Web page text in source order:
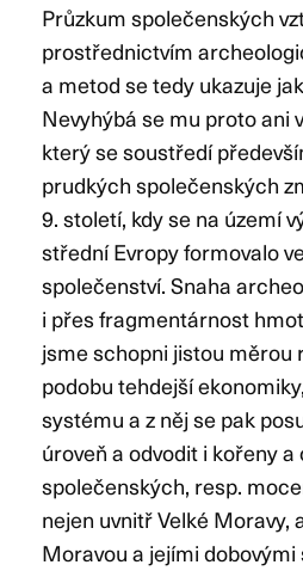
Průzkum společenských
prostřednictvím
a metod se tedy ukazuje
Nevyhýbá se mu proto ani
který se soustředí
prudkých společenských
9. století, kdy se na území
střední Evropy formovalo
společenství. Snaha
i přes fragmentárnost
jsme schopni jistou měrou
podobu tehdejší
systému a z něj se pak
úroveň a odvodit i kořeny
společenských, resp.
nejen uvnitř Velké Moravy,
Moravou a jejími dobovými